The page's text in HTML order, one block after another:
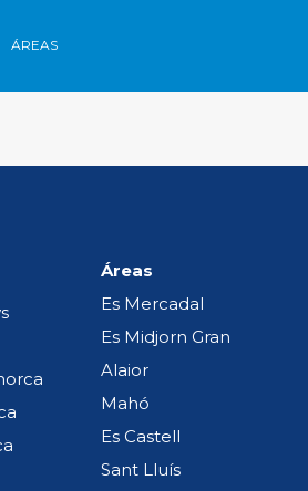
en Menorca
ÁREAS
Áreas
Es Mercadal
Es Midjorn Gran
Alaior
Mahó
Es Castell
Sant Lluís